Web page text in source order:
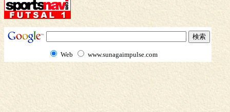
Web www.sunagaimpulse.com